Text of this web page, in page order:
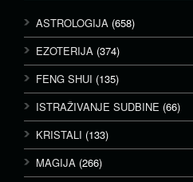
ASTROLOGIJA (658)
EZOTERIJA (374)
FENG SHUI (135)
ISTRAŽIVANJE SUDBINE (66)
KRISTALI (133)
MAGIJA (266)